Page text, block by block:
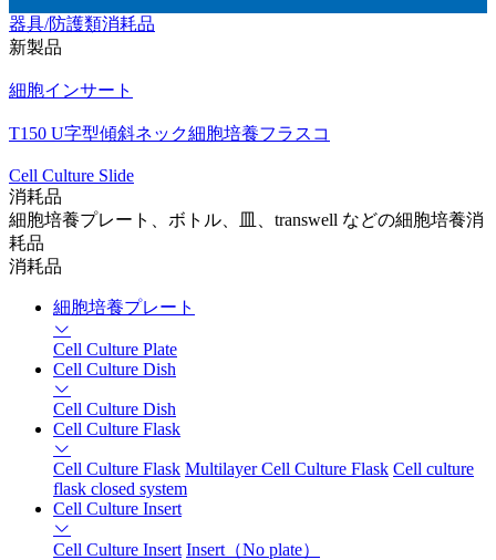
器具/防護類消耗品
新製品
細胞インサート
T150 U字型傾斜ネック細胞培養フラスコ
Cell Culture Slide
消耗品
細胞培養プレート、ボトル、皿、transwell などの細胞培養消
耗品
消耗品
細胞培養プレート
Cell Culture Plate
Cell Culture Dish
Cell Culture Dish
Cell Culture Flask
Cell Culture Flask Multilayer Cell Culture Flask Cell culture
flask closed system
Cell Culture Insert
Cell Culture Insert Insert（No plate）